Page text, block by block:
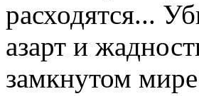
расходятся...
азарт и
замкнутом